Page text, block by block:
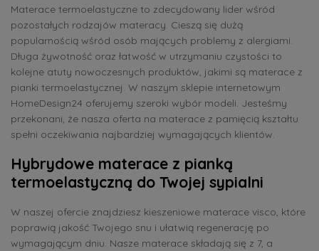
Materace termoelastyczne to zdecydowany lider wśród
pozostałych rodzajów materacy. Cieszą się dużą
popularnością wśród osób mających problemy z alergiami.
Długa żywotność oraz łatwość w utrzymaniu czystości to
kolejne atuty nowoczesnych produktów, jakimi są materace z
pianki termoelastycznej. W naszym sklepie internetowym
HomeDesign24 oferujemy szeroki wybór modeli. Jesteśmy
przekonani, że nasza oferta na materace z pamięcią kształtu
spełni oczekiwania najbardziej wymagających klientów.
Hybrydowe materace z pianką
termoelastyczną do Twojej sypialni
W naszej ofercie znajdziesz kieszeniowe materace visco, które
poprawią jakość Twojego snu i ułatwią regenerację po
wymagającym dniu. Nasze materace składają się z 7, a